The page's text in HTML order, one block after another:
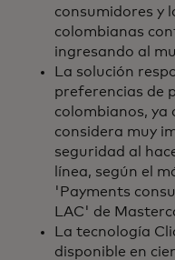
consumidores y
colombianas
ingresando al
La solución
preferencias de
colombianos, ya
considera muy
seguridad al
línea, según el
'Payments
LAC' de
La tecnología
disponible en